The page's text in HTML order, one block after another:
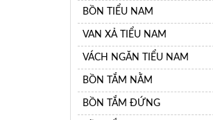
BỒN TIỂU NAM
VAN XẢ TIỂU NAM
VÁCH NGĂN TIỂU NAM
BỒN TẮM NẰM
BỒN TẮM ĐỨNG